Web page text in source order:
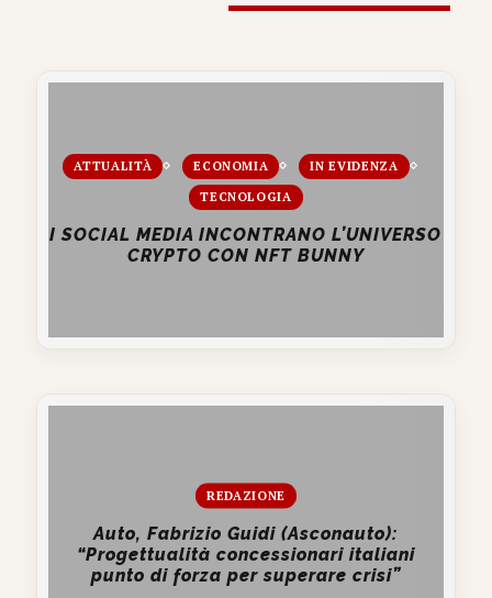
ATTUALITÀ ECONOMIA
IN EVIDENZA
TECNOLOGIA
I SOCIAL MEDIA INCONTRANO L’UNIVERSO
CRYPTO CON NFT BUNNY
REDAZIONE
Auto, Fabrizio Guidi (Asconauto):
“Progettualità concessionari italiani
punto di forza per superare crisi”